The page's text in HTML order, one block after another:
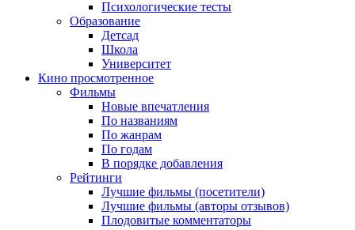
Психологические тесты
Образование
Детсад
Школа
Университет
Кино просмотренное
Фильмы
Новые впечатления
По названиям
По жанрам
По годам
В порядке добавления
Рейтинги
Лучшие фильмы (посетители)
Лучшие фильмы (авторы отзывов)
Плодовитые комментаторы